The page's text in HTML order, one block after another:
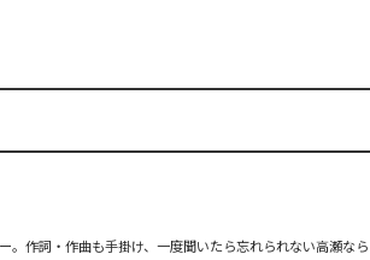
。作詞・作曲も手掛け、一度聞いたら忘れられない高瀬なら